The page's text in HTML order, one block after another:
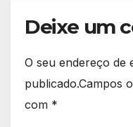
Deixe um
O seu endereço de
publicado.Campos
com *